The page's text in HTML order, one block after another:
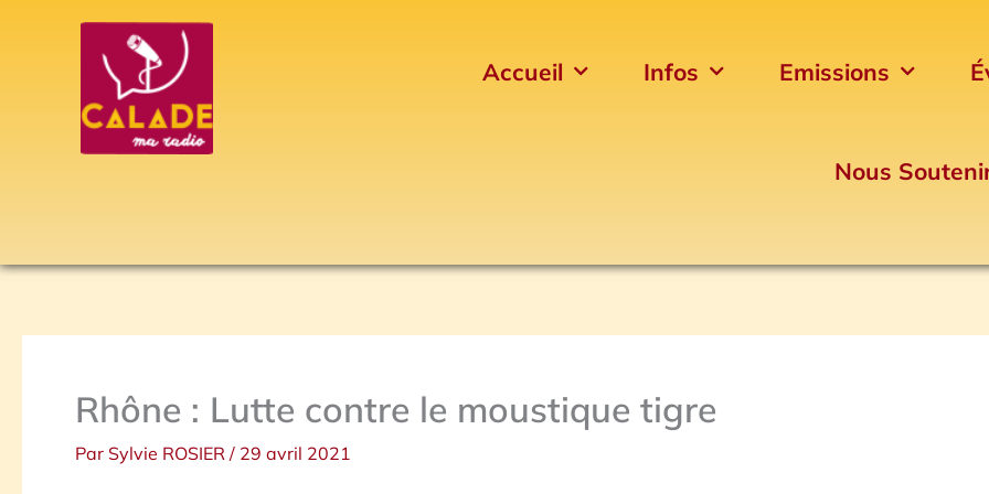
Accueil Infos Emissions
Nous
Rhône : Lutte contre le moustique tigre
Par Sylvie ROSIER / 29 avril 2021